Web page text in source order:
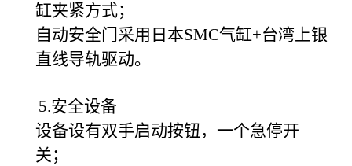
缸夹紧方式；
自动安全门采用日本SMC气缸+台湾上银
直线导轨驱动。
5.安全设备
设备设有双手启动按钮，一个急停开
关；